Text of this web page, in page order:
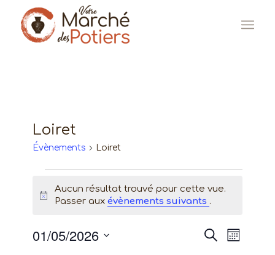
Loiret
Évènements Loiret
Évènements
Notice
Aucun résultat trouvé pour cette vue.
Passer auxévènements suivants .
Recherche
Mois
01/05/2026